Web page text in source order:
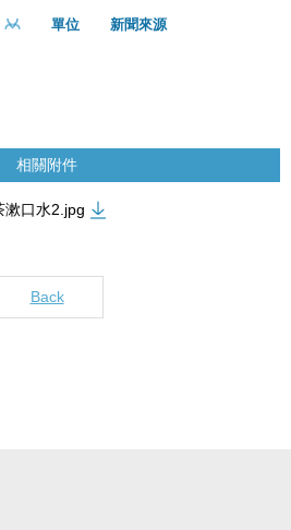
單位 新聞來源
相關附件
漱口水2.jpg
Back